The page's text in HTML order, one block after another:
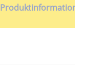
Produktinformation